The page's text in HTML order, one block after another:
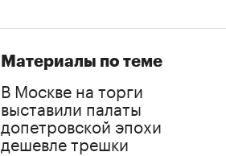
Материалы по теме
В Москве на торги
выставили палаты
допетровской эпохи
дешевле трешки